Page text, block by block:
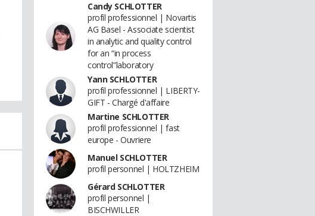
Candy SCHLOTTER
profil professionnel | Novartis
AG Basel - Associate scientist
in analytic and quality control
for an “in process
control”laboratory
Yann SCHLOTTER
profil professionnel | LIBERTY-
GIFT - Chargé d'affaire
Martine SCHLOTTER
profil professionnel | fast
europe - Ouvriere
Manuel SCHLOTTER
profil personnel | HOLTZHEIM
Gérard SCHLOTTER
profil personnel |
BISCHWILLER